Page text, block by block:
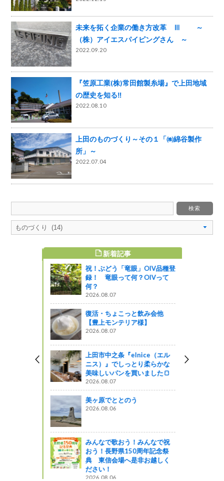
未来を拓く企業の働き方改革 Ⅲ ～
（株）アイエスパイピングさん ～
2022.09.20
『笠原工業(株)常田館製糸場』で上田地域
の歴史を知る‼️
2022.08.10
上田のものづくり～その１「㈱綿谷製作
所」～
2022.07.04
新着記事
祝！ぶどう「竜眼」OIV品種登
録！ 竜眼って何？OIVって
何？
2026.08.07
復活・ちょこっと飲み会他
【豊上モンテリア様】
2026.08.07
上田市中之条『elnice（エル
ニス）』でしっとり柔らかな
美味しいパンを買いました🍞
2026.08.07
美ヶ原でととのう
2026.08.06
みんなで歌おう！みんなで祝
おう！長野県150周年記念祭
典 東信会場へ是非お越しく
ださい！
2026.08.06